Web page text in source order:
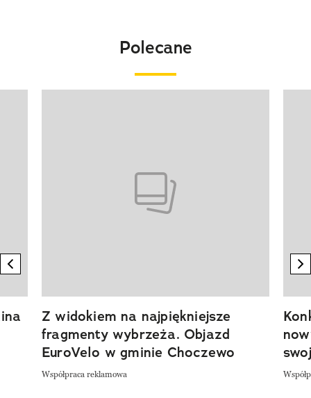
Polecane
previous element
Z widokiem na najpiękniejsze
fragmenty wybrzeża. Objazd
EuroVelo w gminie Choczewo
Współpraca reklamowa